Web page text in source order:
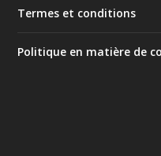
Termes et conditions
Politique en matière de